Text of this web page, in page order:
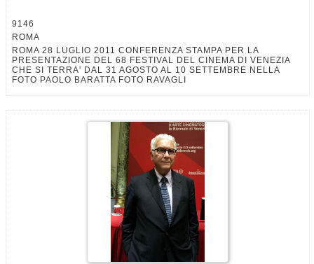
9146
ROMA
ROMA 28 LUGLIO 2011 CONFERENZA STAMPA PER LA
PRESENTAZIONE DEL 68 FESTIVAL DEL CINEMA DI VENEZIA
CHE SI TERRA' DAL 31 AGOSTO AL 10 SETTEMBRE NELLA
FOTO PAOLO BARATTA FOTO RAVAGLI